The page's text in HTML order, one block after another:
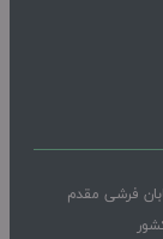
فرشی مقدم